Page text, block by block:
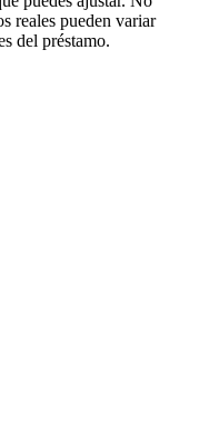
reales pueden variar
del préstamo.